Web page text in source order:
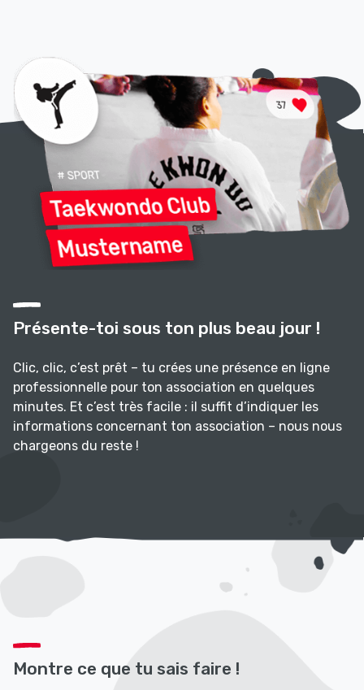
Présente-toi sous ton plus beau jour !
Clic, clic, c’est prêt – tu crées une présence en ligne
professionnelle pour ton association en quelques
minutes. Et c’est très facile : il suffit d’indiquer les
informations concernant ton association – nous nous
chargeons du reste !
Montre ce que tu sais faire !